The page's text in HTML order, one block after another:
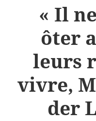
« Il
ôter
leurs
vivre,
der